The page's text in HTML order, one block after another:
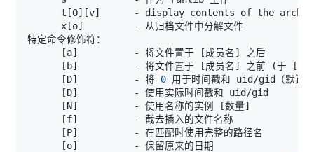
      t
[O] [v]
      x
[o]
[a]
          - 将文件置于
[成员名 ]
[ b]
          - 将文件置于
[成员名 ] 之前 (于 [
[D]
          - 将
0
[D]
[N]
          - 使用名称的实例
[数量]
[f]
[P]
[o]